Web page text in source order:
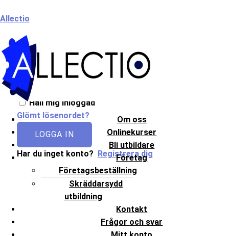
till
Allectio
Om oss
Onlinekurser
Bli utbildare
Företag
Företagsbeställning
Skräddarsydd
utbildning
Kontakt
Frågor och svar
Välkommen till Allectio!
Håll mig inloggad
Glömt lösenordet?
LOGGA IN
Har du inget konto? Registrera dig